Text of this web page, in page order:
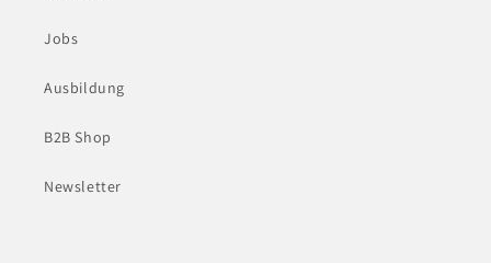
Jobs
Ausbildung
B2B Shop
Newsletter